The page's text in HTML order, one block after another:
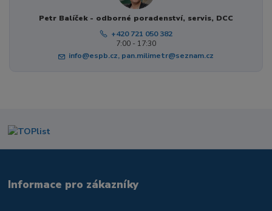
Petr Balíček - odborné poradenství, servis, DCC
+420 721 050 382
7:00 - 17:30
info@espb.cz, pan.milimetr@seznam.cz
Informace pro zákazníky